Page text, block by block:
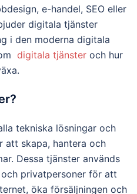
e-handel, SEO eller
digitala tjänster
i den moderna digitala
digitala tjänster och hur
tekniska lösningar och
att skapa, hantera och
Dessa tjänster används
privatpersoner för att
öka försäljningen och